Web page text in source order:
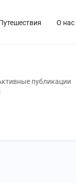
О нас
публикации